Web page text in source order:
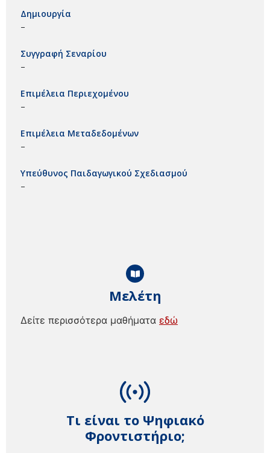
Τι είναι το Ψηφιακό
Φροντιστήριο;
Μελέτη
Δείτε περισσότερα μαθήματα εδώ
Δημιουργία
–
Συγγραφή Σεναρίου
–
Επιμέλεια Περιεχομένου
–
Επιμέλεια Μεταδεδομένων
–
Υπεύθυνος Παιδαγωγικού Σχεδιασμού
–